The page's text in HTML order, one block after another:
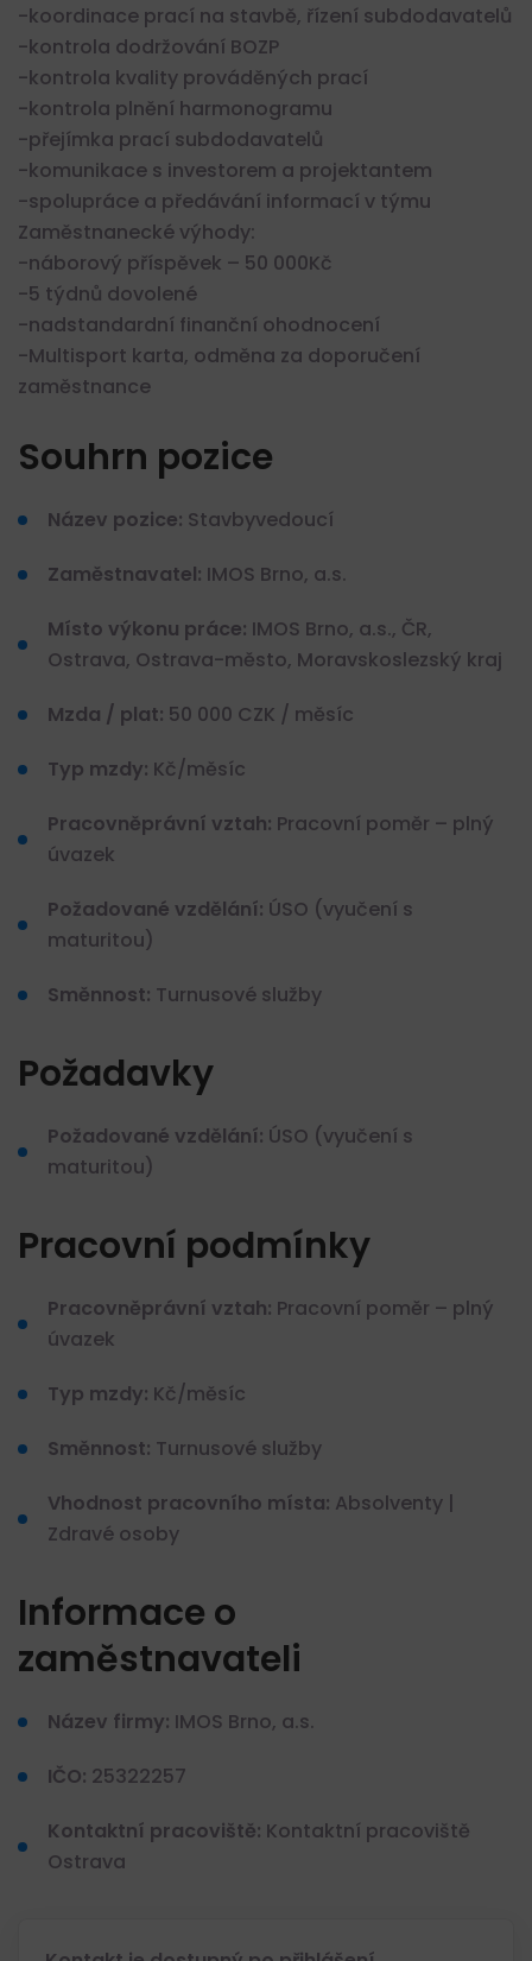
-koordinace prací na stavbě, řízení subdodavatelů
-kontrola dodržování BOZP
-kontrola kvality prováděných prací
-kontrola plnění harmonogramu
-přejímka prací subdodavatelů
-komunikace s investorem a projektantem
-spolupráce a předávání informací v týmu
Zaměstnanecké výhody:
-náborový příspěvek – 50 000Kč
-5 týdnů dovolené
-nadstandardní finanční ohodnocení
-Multisport karta, odměna za doporučení
zaměstnance
Souhrn pozice
Název pozice: Stavbyvedoucí
Zaměstnavatel: IMOS Brno, a.s.
Místo výkonu práce: IMOS Brno, a.s., ČR,
Ostrava, Ostrava-město, Moravskoslezský kraj
Mzda / plat: 50 000 CZK / měsíc
Typ mzdy: Kč/měsíc
Pracovněprávní vztah: Pracovní poměr – plný
úvazek
Požadované vzdělání: ÚSO (vyučení s
maturitou)
Směnnost: Turnusové služby
Požadavky
Požadované vzdělání: ÚSO (vyučení s
maturitou)
Pracovní podmínky
Pracovněprávní vztah: Pracovní poměr – plný
úvazek
Typ mzdy: Kč/měsíc
Směnnost: Turnusové služby
Vhodnost pracovního místa: Absolventy |
Zdravé osoby
Informace o
zaměstnavateli
Název firmy: IMOS Brno, a.s.
IČO: 25322257
Kontaktní pracoviště: Kontaktní pracoviště
Ostrava